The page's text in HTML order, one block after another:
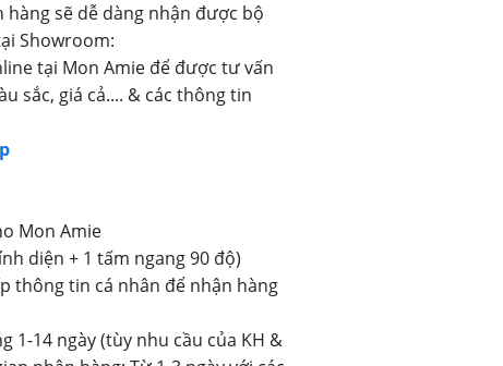
hàng sẽ dễ dàng nhận được bộ
Showroom:
tại Mon Amie để được tư vấn
sắc, giá cả.... & các thông tin
Mon Amie
diện + 1 tấm ngang 90 độ)
thông tin cá nhân để nhận hàng
1-14 ngày (tùy nhu cầu của KH &